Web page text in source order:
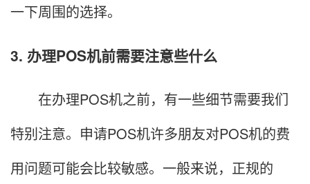
一下周围的选择。
3. 办理POS机前需要注意些什么
在办理POS机之前，有一些细节需要我们
特别注意。申请POS机许多朋友对POS机的费
用问题可能会比较敏感。一般来说，正规的